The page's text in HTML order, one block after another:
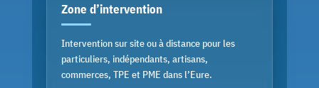
Zone d’intervention
Intervention sur site ou à distance pour les
particuliers, indépendants, artisans,
commerces, TPE et PME dans l’Eure.